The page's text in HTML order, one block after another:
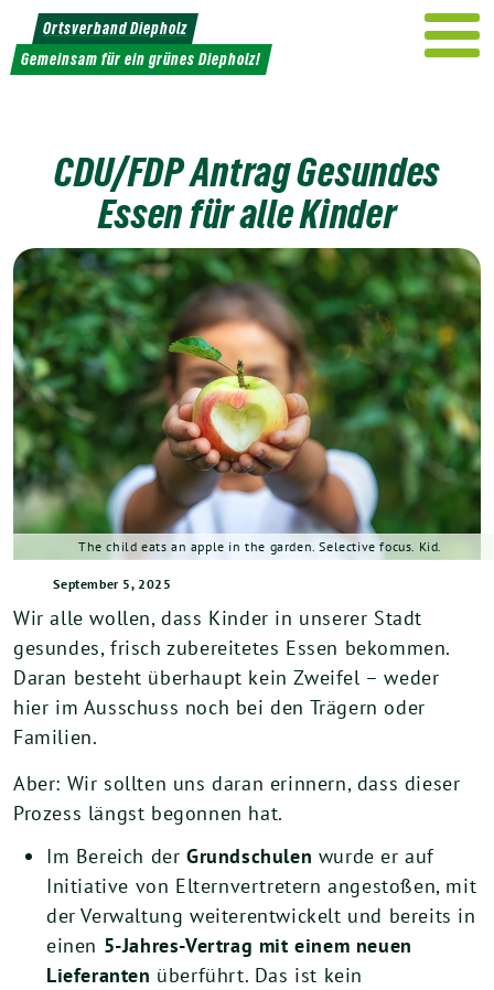
Weiter
zum
Inhalt
Ortsverband Diepholz
Gemeinsam für ein grünes Diepholz!
CDU/FDP Antrag Gesundes
Essen für alle Kinder
The child eats an apple in the garden. Selective focus. Kid.
September 5, 2025
Wir alle wollen, dass Kinder in unserer Stadt
gesundes, frisch zubereitetes Essen bekommen.
Daran besteht überhaupt kein Zweifel – weder
hier im Ausschuss noch bei den Trägern oder
Familien.
Aber: Wir sollten uns daran erinnern, dass dieser
Prozess längst begonnen hat.
Im Bereich der Grundschulen wurde er auf
Initiative von Elternvertretern angestoßen, mit
der Verwaltung weiterentwickelt und bereits in
einen 5-Jahres-Vertrag mit einem neuen
Lieferanten überführt. Das ist kein